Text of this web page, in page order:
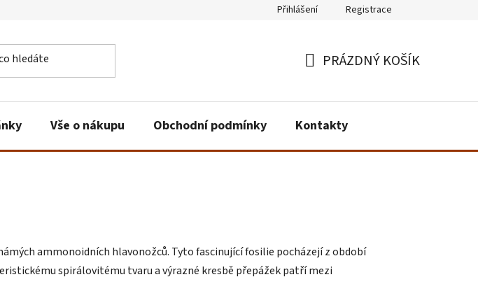
Přihlášení Registrace
PRÁZDNÝ KOŠÍK
Vše o nákupu Obchodní podmínky Kontakty
ammonoidních hlavonožců. Tyto fascinující fosilie pocházejí z období
spirálovitému tvaru a výrazné kresbě přepážek patří mezi